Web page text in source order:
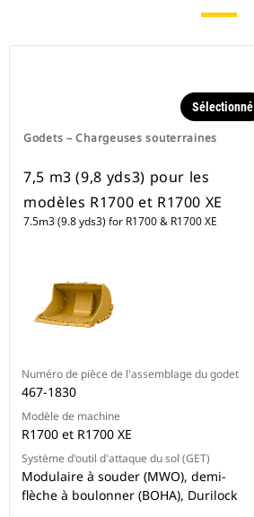
Godets – Chargeuses souterraines
Sélectionné
7,5 m3 (9,8 yds3) pour les
modèles R1700 et R1700 XE
7.5m3 (9.8 yds3) for R1700 & R1700 XE
Numéro de pièce de l'assemblage du godet
467-1830
Modèle de machine
R1700 et R1700 XE
Système d'outil d'attaque du sol (GET)
Modulaire à souder (MWO), demi-
flèche à boulonner (BOHA), Durilock